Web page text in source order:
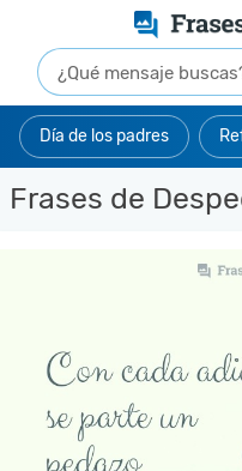
Día de los padres
Frases de